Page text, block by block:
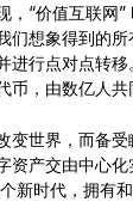
品
签署设备
，“价值互联网
们想象得到的
进行点对点转
币，由数亿人共
变世界，而备
资产交由中心
新时代，拥有